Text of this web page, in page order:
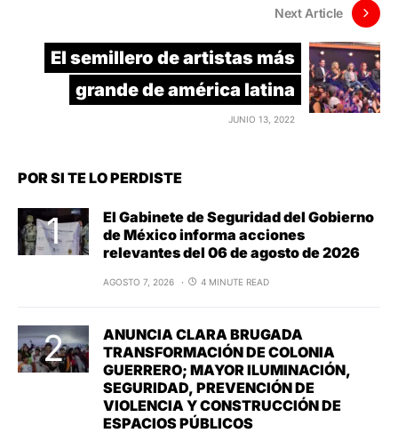
Next Article
El semillero de artistas más
grande de américa latina
JUNIO 13, 2022
POR SI TE LO PERDISTE
El Gabinete de Seguridad del Gobierno
de México informa acciones
relevantes del 06 de agosto de 2026
AGOSTO 7, 2026 4 MINUTE READ
ANUNCIA CLARA BRUGADA
TRANSFORMACIÓN DE COLONIA
GUERRERO; MAYOR ILUMINACIÓN,
SEGURIDAD, PREVENCIÓN DE
VIOLENCIA Y CONSTRUCCIÓN DE
ESPACIOS PÚBLICOS